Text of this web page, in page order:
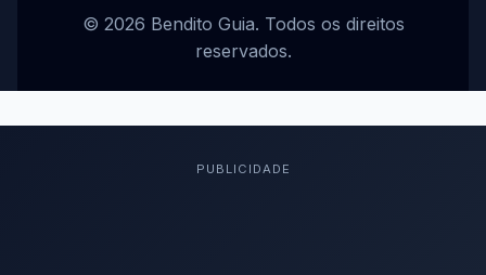
© 2026 Bendito Guia. Todos os direitos
reservados.